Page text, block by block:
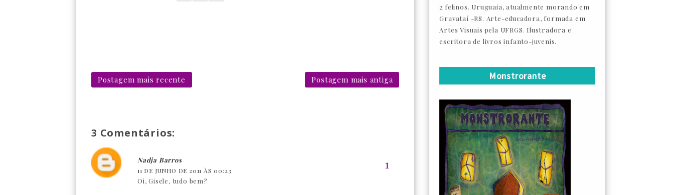
Postagem mais recente Postagem mais antiga
3 Comentários:
Nadja Barros
11 DE JUNHO DE 2011 ÀS 00:23
Oi, Gisele, tudo bem?
2 felinos. Uruguaia, atualmente morando em
Gravataí -RS. Arte-educadora, formada em
Artes Visuais pela UFRGS. Ilustradora e
escritora de livros infanto-juvenis.
Monstrorante